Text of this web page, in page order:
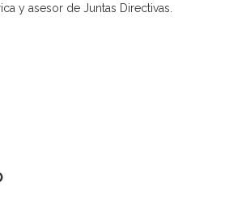
y asesor de Juntas Directivas.